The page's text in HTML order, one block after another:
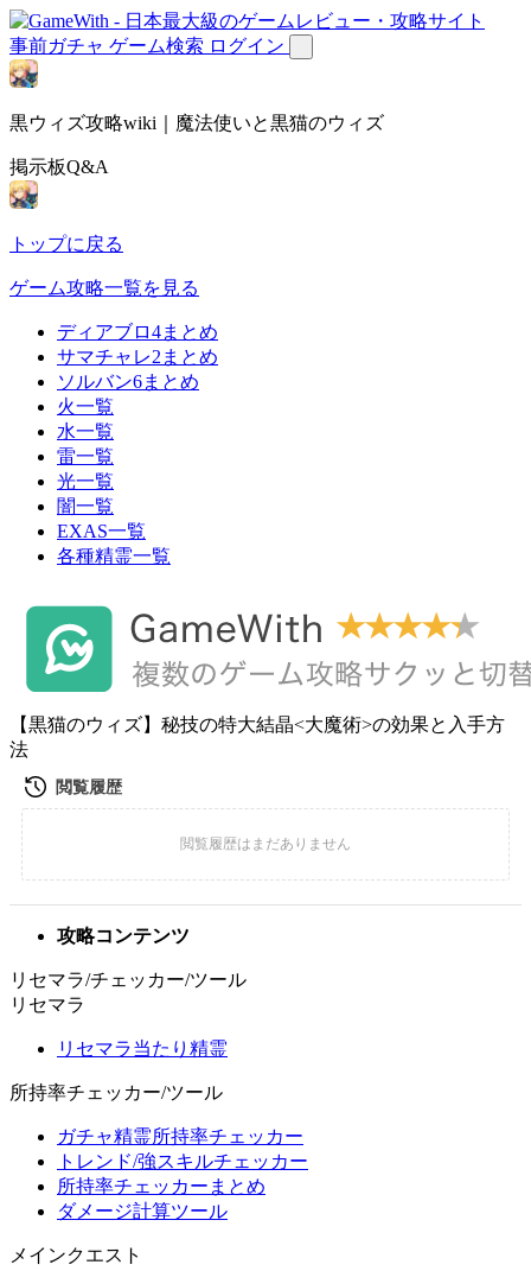
事前ガチャ ゲーム検索 ログイン
黒ウィズ攻略wiki｜魔法使いと黒猫のウィズ
掲示板Q&A
トップに戻る
ゲーム攻略一覧を見る
ディアブロ4まとめ
サマチャレ2まとめ
ソルバン6まとめ
火一覧
水一覧
雷一覧
光一覧
闇一覧
EXAS一覧
各種精霊一覧
【黒猫のウィズ】秘技の特大結晶<大魔術>の効果と入手方
法
攻略コンテンツ
リセマラ/チェッカー/ツール
リセマラ
リセマラ当たり精霊
所持率チェッカー/ツール
ガチャ精霊所持率チェッカー
トレンド/強スキルチェッカー
所持率チェッカーまとめ
ダメージ計算ツール
メインクエスト